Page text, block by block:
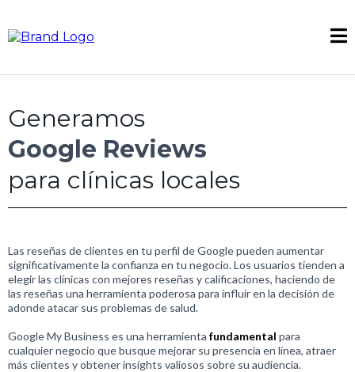
Generamos
Google Reviews
para clínicas locales
Las reseñas de clientes en tu perfil de Google pueden aumentar
significativamente la confianza en tu negocio. Los usuarios tienden a
elegir las clínicas con mejores reseñas y calificaciones, haciendo de
las reseñas una herramienta poderosa para influir en la decisión de
adonde atacar sus problemas de salud.
Google My Business es una herramienta fundamental para
cualquier negocio que busque mejorar su presencia en línea, atraer
más clientes y obtener insights valiosos sobre su audiencia.